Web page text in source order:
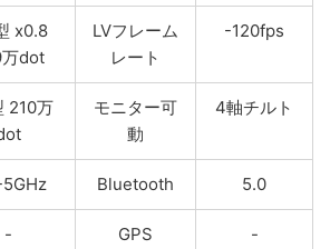
x0.8
dot
LVフレーム
レート
-120fps
210万
モニター可
動
4軸チルト
Bluetooth 5.0
- GPS -